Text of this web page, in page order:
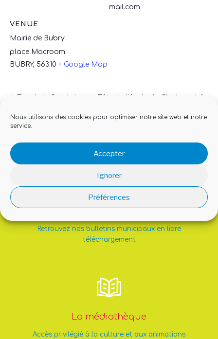
Nous utilisons des cookies pour optimiser notre site web et notre
service.
Accepter
Ignorer
Préférences
VENUE
Mairie de Bubry
place Macroom
BUBRY, 56310 + Google Map
mail.com
Feu de la Saint-Jean Fête de l’école du Chat perché
Le bulletin municipal
Retrouvez nos bulletins municipaux en libre
téléchargement
La médiathèque
Accès privilégié à la culture et aux animations